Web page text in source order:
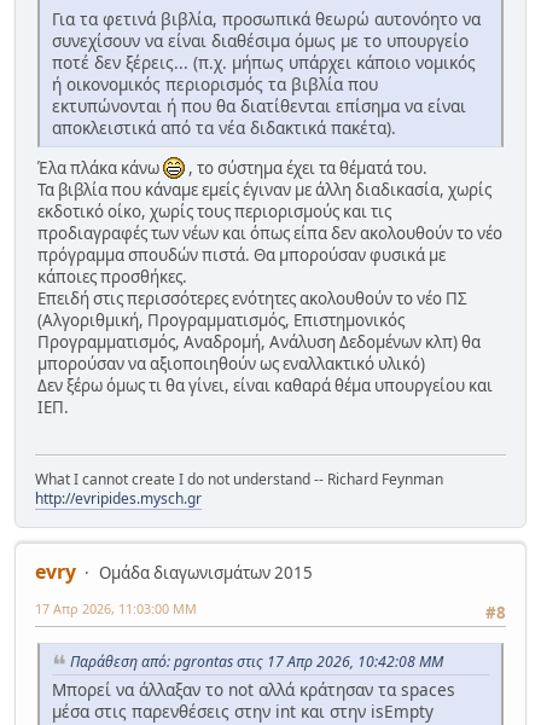
Για τα φετινά βιβλία, προσωπικά θεωρώ αυτονόητο να
συνεχίσουν να είναι διαθέσιμα όμως με το υπουργείο
ποτέ δεν ξέρεις... (π.χ. μήπως υπάρχει κάποιο νομικός
ή οικονομικός περιορισμός τα βιβλία που
εκτυπώνονται ή που θα διατίθενται επίσημα να είναι
αποκλειστικά από τα νέα διδακτικά πακέτα).
Έλα πλάκα κάνω
, το σύστημα έχει τα θέματά του.
Τα βιβλία που κάναμε εμείς έγιναν με άλλη διαδικασία, χωρίς
εκδοτικό οίκο, χωρίς τους περιορισμούς και τις
προδιαγραφές των νέων και όπως είπα δεν ακολουθούν το νέο
πρόγραμμα σπουδών πιστά. Θα μπορούσαν φυσικά με
κάποιες προσθήκες.
Επειδή στις περισσότερες ενότητες ακολουθούν το νέο ΠΣ
(Αλγοριθμική, Προγραμματισμός, Επιστημονικός
Προγραμματισμός, Αναδρομή, Ανάλυση Δεδομένων κλπ) θα
μπορούσαν να αξιοποιηθούν ως εναλλακτικό υλικό)
Δεν ξέρω όμως τι θα γίνει, είναι καθαρά θέμα υπουργείου και
ΙΕΠ.
What I cannot create I do not understand -- Richard Feynman
http://evripides.mysch.gr
evry
Ομάδα διαγωνισμάτων 2015
#8
17 Απρ 2026, 11:03:00 ΜΜ
Παράθεση από: pgrontas στις 17 Απρ 2026, 10:42:08 ΜΜ
Μπορεί να άλλαξαν το not αλλά κράτησαν τα spaces
μέσα στις παρενθέσεις στην int και στην isEmpty